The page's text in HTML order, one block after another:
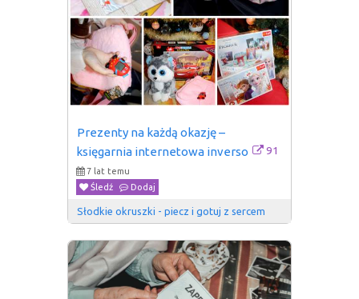
Prezenty na każdą okazję –
księgarnia internetowa inverso
91
7 lat temu
Śledź
Dodaj
Słodkie okruszki - piecz i gotuj z sercem